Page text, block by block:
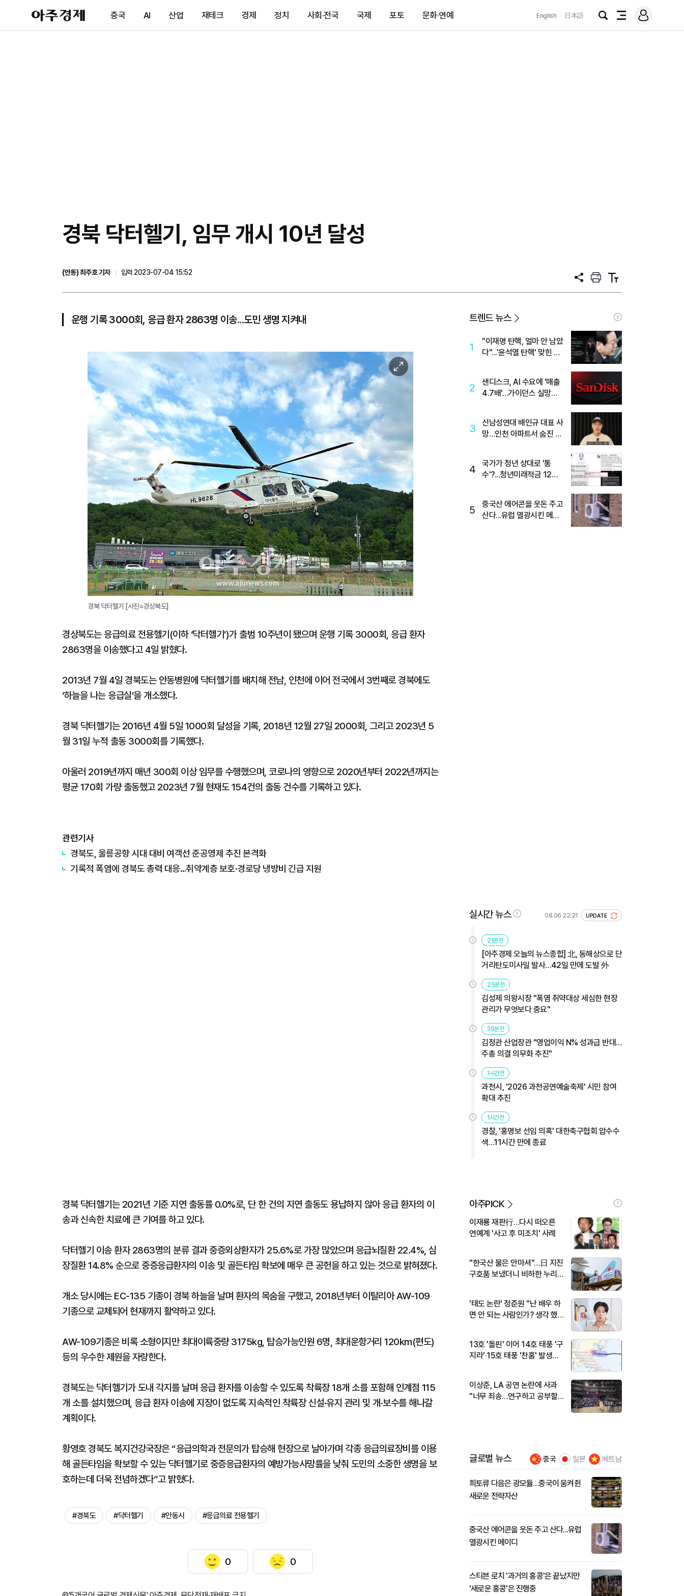
아
주
제
중국 AI 산업 재테크 경제 정치 사회·전국 국제 포토 문화·연예 English 日本語
검
전
메
그
경북 닥터헬기, 임무 개시 10년 달성
(안동) 최주호 기자
입력 2023-07-04 15:52
공
프
트
텍
트
운행 기록 3000회, 응급 환자 2863명 이송...도민 생명 지켜내
이
미
대
경북 닥터헬기 [사진=경상북도]
경상북도는 응급의료 전용헬기(이하 ‘닥터헬기’)가 출범 10주년이 됐으며 운행 기록 3000회, 응급 환자
2863명을 이송했다고 4일 밝혔다.
2013년 7월 4일 경북도는 안동병원에 닥터헬기를 배치해 전남, 인천에 이어 전국에서 3번째로 경북에도
‘하늘을 나는 응급실’을 개소했다.
경북 닥터헬기는 2016년 4월 5일 1000회 달성을 기록, 2018년 12월 27일 2000회, 그리고 2023년 5
월 31일 누적 출동 3000회를 기록했다.
아울러 2019년까지 매년 300회 이상 임무를 수행했으며, 코로나의 영향으로 2020년부터 2022년까지는
평균 170회 가량 출동했고 2023년 7월 현재도 154건의 출동 건수를 기록하고 있다.
관련기사
경북도, 울릉공항 시대 대비 여객선 준공영제 추진 본격화
기록적 폭염에 경북도 총력 대응…취약계층 보호·경로당 냉방비 긴급 지원
경북 닥터헬기는 2021년 기준 지연 출동률 0.0%로, 단 한 건의 지연 출동도 용납하지 않아 응급 환자의 이
송과 신속한 치료에 큰 기여를 하고 있다.
닥터헬기 이송 환자 2863명의 분류 결과 중증외상환자가 25.6%로 가장 많았으며 응급뇌질환 22.4%, 심
장질환 14.8% 순으로 중증응급환자의 이송 및 골든타임 확보에 매우 큰 공헌을 하고 있는 것으로 밝혀졌다.
개소 당시에는 EC-135 기종이 경북 하늘을 날며 환자의 목숨을 구했고, 2018년부터 이탈리아 AW-109
기종으로 교체되어 현재까지 활약하고 있다.
AW-109기종은 비록 소형이지만 최대이륙중량 3175kg, 탑승가능인원 6명, 최대운항거리 120km(편도)
등의 우수한 제원을 자랑한다.
경북도는 닥터헬기가 도내 각지를 날며 응급 환자를 이송할 수 있도록 착륙장 18개 소를 포함해 인계점 115
개 소를 설치했으며, 응급 환자 이송에 지장이 없도록 지속적인 착륙장 신설·유지 관리 및 개·보수를 해나갈
계획이다.
황영호 경북도 복지건강국장은 “응급의학과 전문의가 탑승해 현장으로 날아가며 각종 응급의료장비를 이용
해 골든타임을 확보할 수 있는 닥터헬기로 중증응급환자의 예방가능사망률을 낮춰 도민의 소중한 생명을 보
호하는데 더욱 전념하겠다”고 밝혔다.
#경북도 #닥터헬기 #안동시 #응급의료 전용헬기
0 0
트렌드 뉴스
1
"이재명 탄핵, 얼마 안 남았
다"...'윤석열 탄핵' 맞힌 무
2
샌디스크, AI 수요에 '매출
4.7배'…가이던스 실망에
3
신남성연대 배인규 대표 사
망…인천 아파트서 숨진 채
4
국가가 청년 상대로 '통
수'?...청년미래적금 12%
5
중국산 에어콘을 웃돈 주고
산다...유럽 열광시킨 메이
실시간 뉴스 08.06 22:21 UPDATE
21분전
[아주경제 오늘의 뉴스종합] 北, 동해상으로 단
거리탄도미사일 발사…42일 만에 도발 外
25분전
김성제 의왕시장 "폭염 취약대상 세심한 현장
관리가 무엇보다 중요"
39분전
김정관 산업장관 "영업이익 N% 성과급 반대…
주총 의결 의무화 추진"
1시간전
과천시, '2026 과천공연예술축제' 시민 참여
확대 추진
1시간전
경찰, '홍명보 선임 의혹' 대한축구협회 압수수
색…11시간 만에 종료
아주PICK
이재룡 재판行…다시 떠오른
연예계 '사고 후 미조치' 사례
"한국산 물은 안마셔"…日 지진
구호품 보냈더니 비하한 누리
'태도 논란' 정준원 "난 배우 하
면 안 되는 사람인가? 생각 했
13호 '돌핀' 이어 14호 태풍 '구
지라'·15호 태풍 '찬홈' 발생…
이상준, LA 공연 논란에 사과
"너무 죄송…연구하고 공부할
글로벌 뉴스 중국 일본 베트남
희토류 다음은 광모듈…중국이 움켜쥔
새로운 전략자산
중국산 에어콘을 웃돈 주고 산다...유럽
열광시킨 메이디
스티븐 로치 '과거의 홍콩'은 끝났지만
'새로운 홍콩'은 진행중